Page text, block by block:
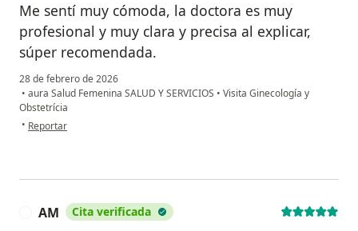
Me sentí muy cómoda, la doctora es muy
profesional y muy clara y precisa al explicar,
súper recomendada.
28 de febrero de 2026
• aura Salud Femenina SALUD Y SERVICIOS • Visita Ginecología y
Obstetrícia
• en opinión del usuario Sara lópez
Reportar
AM Cita verificada